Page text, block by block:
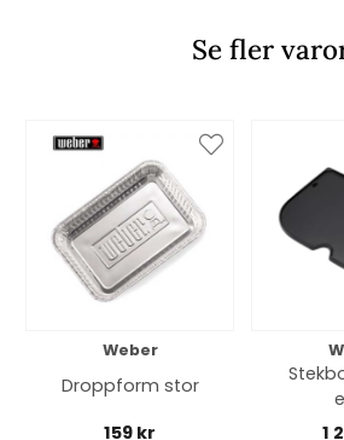
Se fler
Weber
Droppform stor
159 kr
1